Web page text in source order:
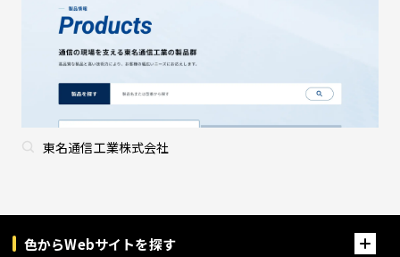
東名通信工業株式会社
色からWebサイトを探す